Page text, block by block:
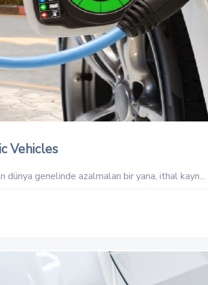
Vehicles
dünya genelinde azalmaları bir yana, ithal kayn...